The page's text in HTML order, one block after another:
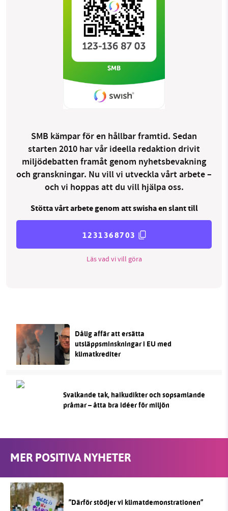
SMB kämpar för en hållbar framtid. Sedan
starten 2010 har vår ideella redaktion drivit
miljödebatten framåt genom nyhetsbevakning
och granskningar. Nu vill vi utveckla vårt arbete –
och vi hoppas att du vill hjälpa oss.
Stötta vårt arbete genom att swisha en slant till
1231368703
Läs vad vi vill göra
Dålig affär att ersätta
utsläppsminskningar i EU med
klimatkrediter
Svalkande tak, haikudikter och sopsamlande
pråmar – åtta bra idéer för miljön
MER POSITIVA NYHETER
”Därför stödjer vi klimatdemonstrationen”